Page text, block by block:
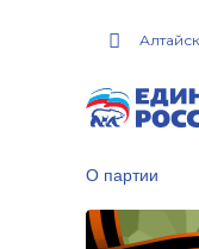
О партии